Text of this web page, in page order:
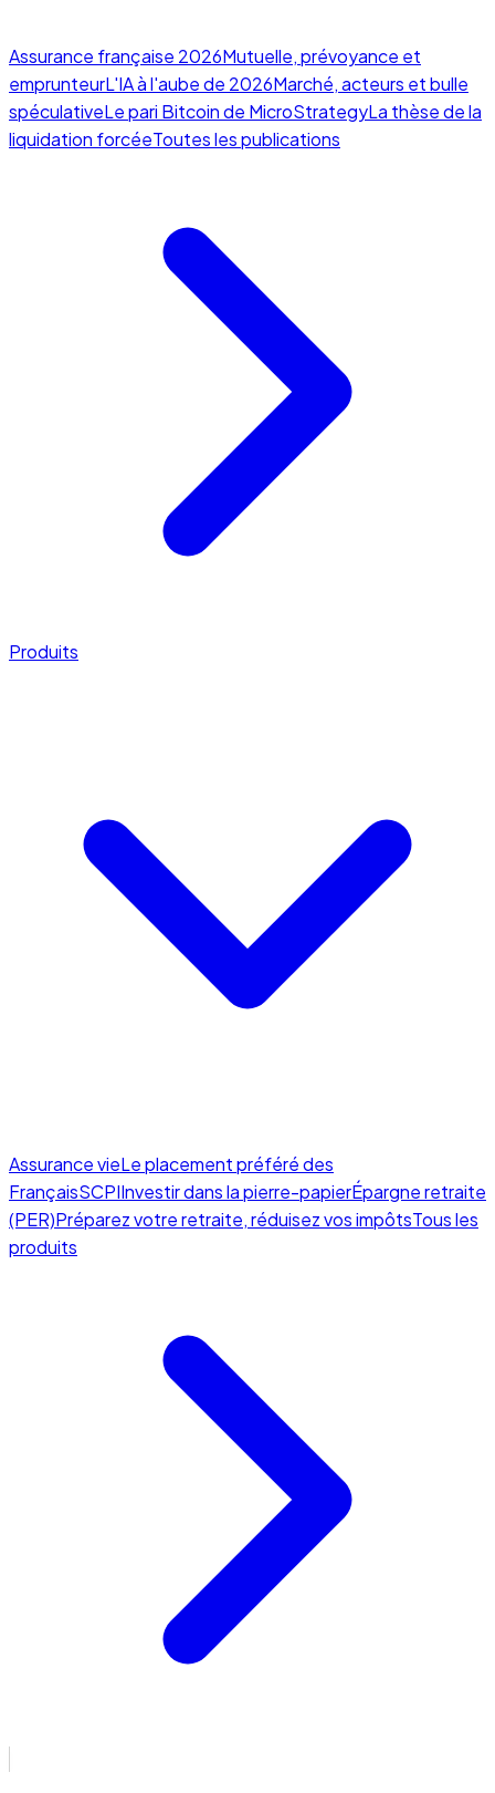
Assurance française 2026Mutuelle, prévoyance et
emprunteurL'IA à l'aube de 2026Marché, acteurs et bulle
spéculativeLe pari Bitcoin de MicroStrategyLa thèse de la
liquidation forcéeToutes les publications
Produits
Assurance vieLe placement préféré des
FrançaisSCPIInvestir dans la pierre-papierÉpargne retraite
(PER)Préparez votre retraite, réduisez vos impôtsTous les
produits